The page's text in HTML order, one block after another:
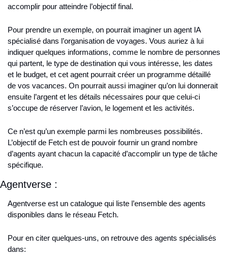
accomplir pour atteindre l’objectif final.
Pour prendre un exemple, on pourrait imaginer un agent IA
spécialisé dans l’organisation de voyages. Vous auriez à lui
indiquer quelques informations, comme le nombre de personnes
qui partent, le type de destination qui vous intéresse, les dates
et le budget, et cet agent pourrait créer un programme détaillé
de vos vacances. On pourrait aussi imaginer qu’on lui donnerait
ensuite l’argent et les détails nécessaires pour que celui-ci
s’occupe de réserver l’avion, le logement et les activités.
Ce n’est qu’un exemple parmi les nombreuses possibilités.
L’objectif de Fetch est de pouvoir fournir un grand nombre
d’agents ayant chacun la capacité d’accomplir un type de tâche
spécifique.
Agentverse :
Agentverse est un catalogue qui liste l’ensemble des agents
disponibles dans le réseau Fetch.
Pour en citer quelques-uns, on retrouve des agents spécialisés
dans: